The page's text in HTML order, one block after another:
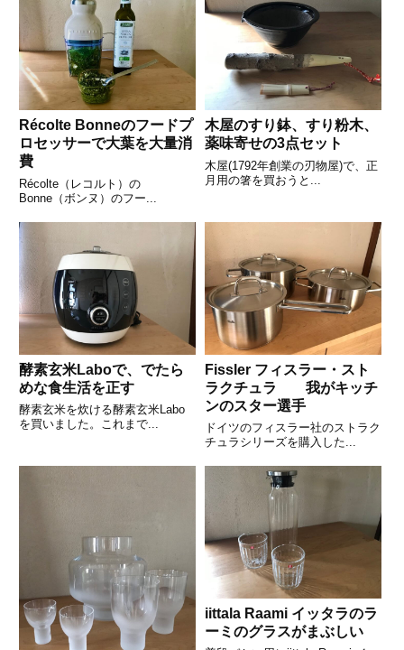
Récolte Bonneのフードプ
ロセッサーで大葉を大量消
費
Récolte（レコルト）の
Bonne（ボンヌ）のフー...
木屋のすり鉢、すり粉木、
薬味寄せの3点セット
木屋(1792年創業の刃物屋)で、正
月用の箸を買おうと...
酵素玄米Laboで、でたら
めな食生活を正す
酵素玄米を炊ける酵素玄米Labo
を買いました。これまで...
Fissler フィスラー・スト
ラクチュラ 我がキッチ
ンのスター選手
ドイツのフィスラー社のストラク
チュラシリーズを購入した...
iittala Raami イッタラのラ
ーミのグラスがまぶしい